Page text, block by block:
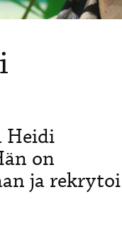
Heidi
on
ja rekrytoi